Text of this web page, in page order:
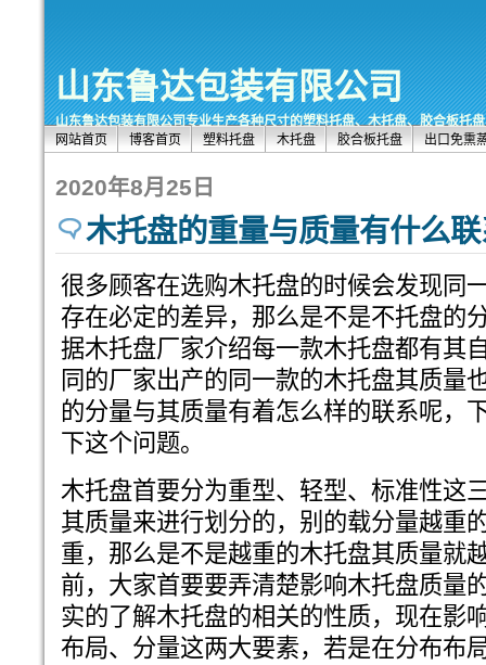
山东鲁达包装有限公司
山东鲁达包装有限公司专业生产各种尺寸的塑料托盘、木托盘、胶合板
网站首页
博客首页 塑料托盘 木托盘 胶合板托盘 出口免熏
2020年8月25日
木托盘的重量与质量有什么
很多顾客在选购木托盘的时候会发现同
存在必定的差异，那么是不是不托盘的
据木托盘厂家介绍每一款木托盘都有其
同的厂家出产的同一款的木托盘其质量
的分量与其质量有着怎么样的联系呢，
下这个问题。
木托盘首要分为重型、轻型、标准性这
其质量来进行划分的，别的载分量越重
重，那么是不是越重的木托盘其质量就
前，大家首要要弄清楚影响木托盘质量
实的了解木托盘的相关的性质，现在影
布局、分量这两大要素，若是在分布布